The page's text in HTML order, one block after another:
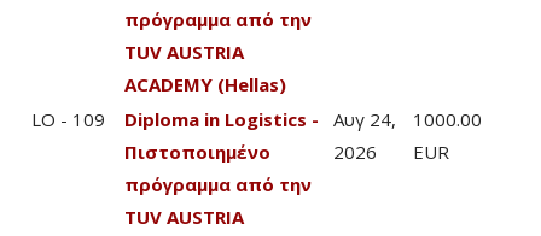
πρόγραμμα από την
TUV AUSTRIA
ACADEMY (Hellas)
LO - 109
Diploma in Logistics -
Πιστοποιημένο
πρόγραμμα από την
TUV AUSTRIA
Αυγ 24,
2026
1000.00
EUR